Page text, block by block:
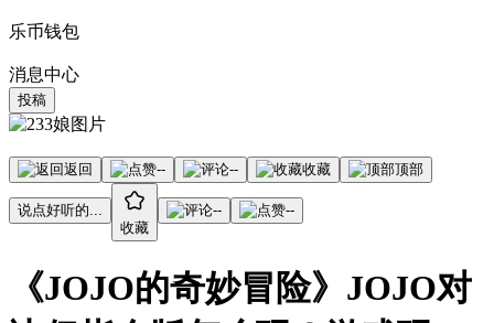
乐币钱包
消息中心
投稿
返回 -- -- 收藏 顶部
说点好听的...
收藏
-- --
《JOJO的奇妙冒险》JOJO对